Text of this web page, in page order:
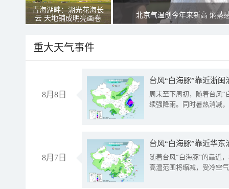
青海湖畔：湖光花海长
云 天地铺成明亮画卷
北京气温创今年来新高 焖蒸
重大天气事件
8月8日
台风“白海豚”靠近浙
周末至下周初，随着台风“
续强降雨。同时暑热消减
8月7日
台风“白海豚”靠近华
随着台风“白海豚”的靠近
高温范围将缩减，受冷空